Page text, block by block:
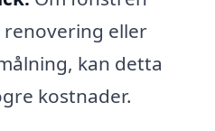
eller
kan detta
kostnader.